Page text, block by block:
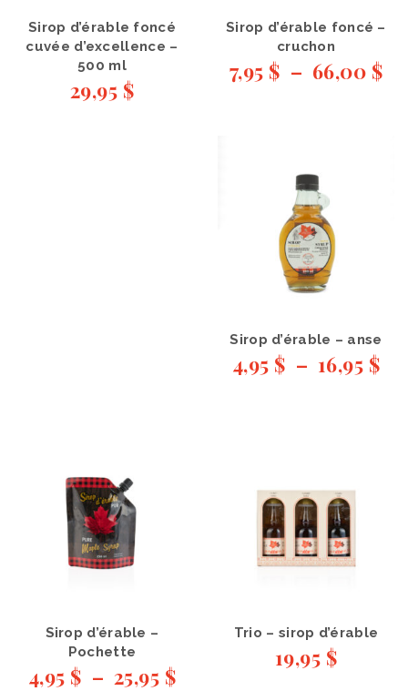
Sirop d’érable foncé
cuvée d’excellence –
500 ml
29,95 $
Sirop d’érable foncé –
cruchon
7,95 $ – 66,00 $
Sirop d’érable – anse
4,95 $ – 16,95 $
Sirop d’érable –
Pochette
4,95 $ – 25,95 $
Trio – sirop d’érable
19,95 $